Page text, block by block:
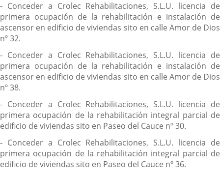
- Conceder a Crolec Rehabilitaciones, S.L.U. licencia de
primera ocupación de la rehabilitación e instalación de
ascensor en edificio de viviendas sito en calle Amor de Dios
nº 32.
- Conceder a Crolec Rehabilitaciones, S.L.U. licencia de
primera ocupación de la rehabilitación e instalación de
ascensor en edificio de viviendas sito en calle Amor de Dios
nº 38.
- Conceder a Crolec Rehabilitaciones, S.L.U. licencia de
primera ocupación de la rehabilitación integral parcial de
edificio de viviendas sito en Paseo del Cauce nº 30.
- Conceder a Crolec Rehabilitaciones, S.L.U. licencia de
primera ocupación de la rehabilitación integral parcial de
edificio de viviendas sito en Paseo del Cauce nº 36.